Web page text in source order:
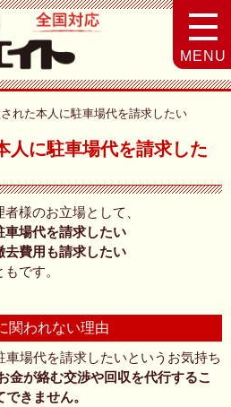
MENU
れた本人に駐車場代を請求したい
人に駐車場代を請求した
様のお立場として、
車場代を請求したい
去費用も請求したい
です。
関われない理由
場代を請求したいというお気持ち
金が絡む交渉や回収を代行するこ
きません。